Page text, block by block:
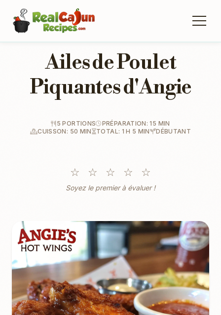
Ailes de Poulet
Piquantes d'Angie
5 PORTIONS
PRÉPARATION: 15 MIN
CUISSON: 50 MIN
TOTAL: 1 H 5 MIN DÉBUTANT
☆ ☆ ☆ ☆ ☆
Soyez le premier à évaluer !